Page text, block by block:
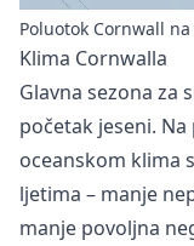
Poluotok Cornwall
Klima Cornwalla
Glavna sezona za
početak jeseni.
oceanskom klima
ljetima – manje
manje povoljna